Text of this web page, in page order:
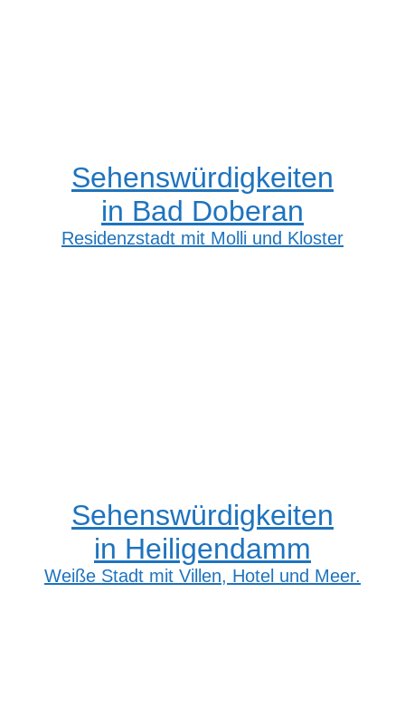
Sehenswürdigkeiten
in Bad Doberan
Residenzstadt mit Molli und Kloster
Sehenswürdigkeiten
in Heiligendamm
Weiße Stadt mit Villen, Hotel und Meer.